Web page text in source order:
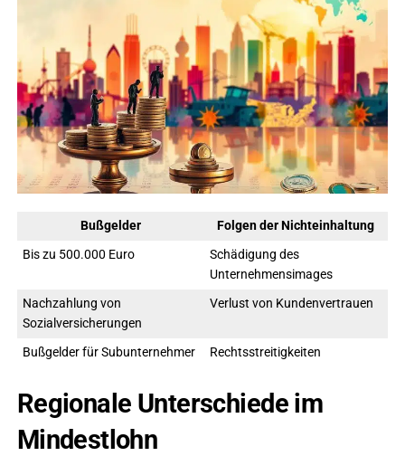
Bußgelder
Folgen der Nichteinhaltung
Bis zu 500.000 Euro
Schädigung des
Unternehmensimages
Nachzahlung von
Sozialversicherungen
Verlust von Kundenvertrauen
Bußgelder für Subunternehmer Rechtsstreitigkeiten
Regionale Unterschiede im
Mindestlohn